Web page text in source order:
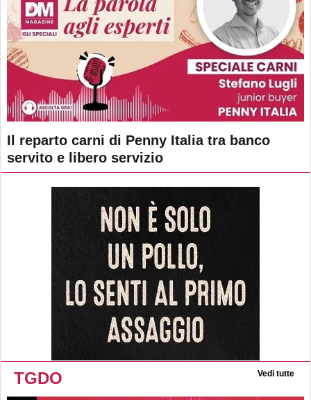
Il reparto carni di Penny Italia tra banco
servito e libero servizio
TGDO Vedi tutte